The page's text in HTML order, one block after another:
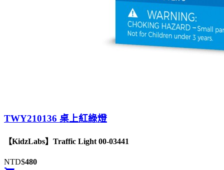
TWY210136 桌上紅綠燈
【KidzLabs】Traffic Light 00-03441
NTD$480